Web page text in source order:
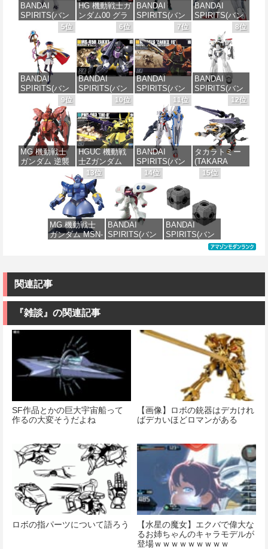
BANDAI
SPIRITS(バン
ダイ スピリッ
ツ) 30MS SIS-
J00 メルンジ
ャ[カラーA] 色
分け済みプラ
モデル
価格：¥4,200
HG 機動戦士ガ
ンダム00 グラ
ハム専用ユニ
オンフラッグ
カスタム 1/144
スケール 色分
け済みプラモ
デル
価格：¥1,900
BANDAI
SPIRITS(バン
ダイスピリッ
ツ) 30MS SIS-
H00 セスティ
エ[カラーC] 色
分け済みプラ
モデル
価格：¥4,600
BANDAI
SPIRITS(バン
ダイ スピリッ
ツ) HGAW 機
動新世紀ガン
ダムX ガンダ
ムエアマスタ
ー 1/144スケー
ル 色分け済み
プラモデル
価格：¥3,782
5位
BANDAI
SPIRITS(バン
ダイ スピリッ
ツ) 30MS
Fate/Grand
Order アルトリ
ア・キャスタ
ー 色分け済み
プラモデル
価格：¥7,800
6位
BANDAI
SPIRITS(バン
ダイ スピリッ
ツ) HGUC 機動
戦士ガンダム
ザクI(黒い三連
星仕様) 1/144
スケール 色分
け済みプラモ
デル
価格：¥2,200
7位
BANDAI
SPIRITS(バン
ダイ スピリッ
ツ) HGUC
1/144 ザクII
(ガルマ専用機)
(機動戦士ガン
ダム)
価格：¥2,880
8位
BANDAI
SPIRITS(バン
ダイ スピリッ
ツ) 機動警察パ
トレイバー
EZY RG 1/48
AV-98Plus (イ
ングラム・プ
ラス) 色分け済
みプラモデル
9位
MG 機動戦士
ガンダム 逆襲
04 サザビー
Ver.Ka 1/100ス
ケール 色分け
済みプラモデ
価格：¥15,000
10位
HGUC 機動戦
士Zガンダム
PMX-003 ジ・
オ 1/144スケー
ル 色分け済み
プラモデル
価格：¥4,200
11位
BANDAI
SPIRITS(バン
ダイ スピリッ
ツ) FULL
MECHANICS
機動戦士ガン
ダム 水星の魔
女 ガンダムエ
アリアル 1/100
スケール 色分
12位
タカラトミー
(TAKARA
TOMY) T-
SPARK
MODEL リアラ
イズモデル
ZOIDS ゾイド
RMZ-025 ライ
ガーゼロファ
ルコン (ZBF)
13位
MG 機動戦士
ガンダム MSN-
ラモデル
14位
BANDAI
SPIRITS(バン
ダム キュベレ
プラモデル
15位
BANDAI
SPIRITS(バン
ダイ スピリッ
ツ) カスタマイ
(EXジョイント
ラモデル
関連記事
『雑談』の関連記事
SF作品とかの巨大宇宙船って
作るの大変そうだよね
【画像】ロボの銃器はデカけれ
ばデカいほどロマンがある
ロボの指パーツについて語ろう
【水星の魔女】エクバで偉大な
るお姉ちゃんのキャラモデルが
登場ｗｗｗｗｗｗｗｗｗ